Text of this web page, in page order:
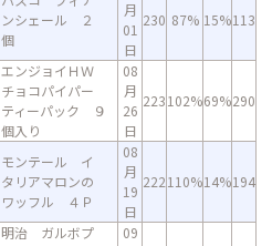
ンシェール ２
個
月
01
日
230 87% 15%113
エンジョイＨＷ
チョコパイパー
ティーパック ９
個入り
08
月
26
日
223102%69%290
モンテール イ
タリアマロンの
ワッフル ４Ｐ
08
月
19
日
222110%14%194
明治 ガルボプ
09